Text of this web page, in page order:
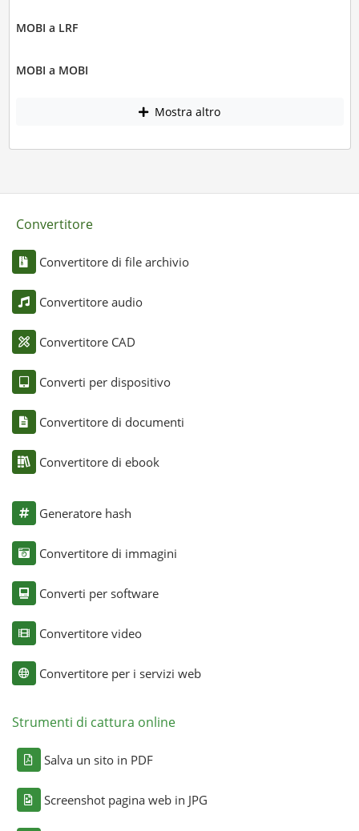
MOBI a LRF
MOBI a MOBI
Mostra altro
Convertitore
Convertitore di file archivio
Convertitore audio
Convertitore CAD
Converti per dispositivo
Convertitore di documenti
Convertitore di ebook
Generatore hash
Convertitore di immagini
Converti per software
Convertitore video
Convertitore per i servizi web
Strumenti di cattura online
Salva un sito in PDF
Screenshot pagina web in JPG